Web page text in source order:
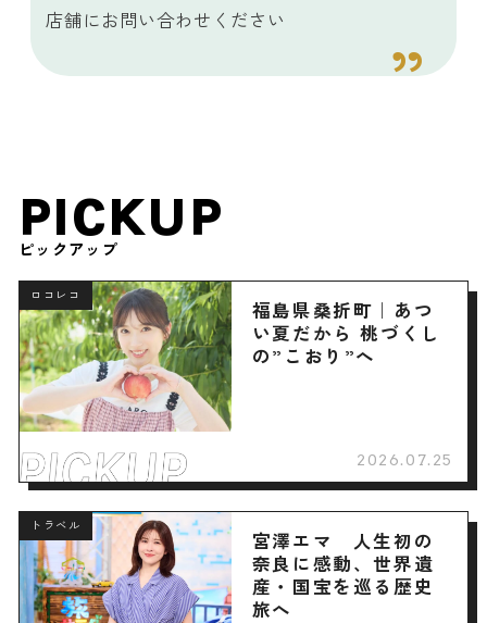
店舗にお問い合わせください
PICKUP
ピックアップ
ロコレコ
福島県桑折町｜あつ
い夏だから 桃づくし
の”こおり”へ
2026.07.25
トラベル
宮澤エマ 人生初の
奈良に感動、世界遺
産・国宝を巡る歴史
旅へ